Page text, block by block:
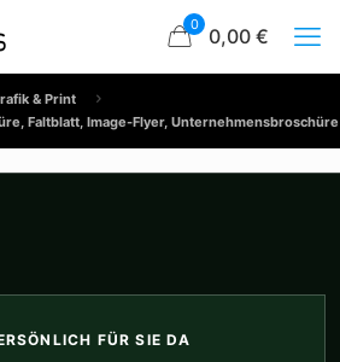
0 0,00 €
& Print
Faltblatt, Image-Flyer, Unternehmensbroschüre
FÜR SIE DA